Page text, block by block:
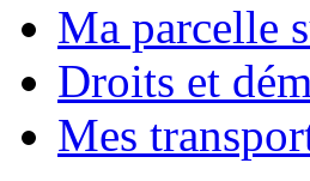
Ma parcelle
Droits et
Mes